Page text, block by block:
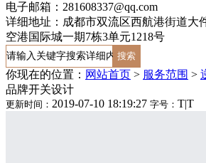
电子邮箱：281608337@qq.com
详细地址：成都市双流区西航港街道大
空港国际城一期7栋3单元1218号
你现在的位置： 网站首页 > 服务范围 >
品牌开关设计
更新时间： 2019-07-10 18:19:27 字号： T|T